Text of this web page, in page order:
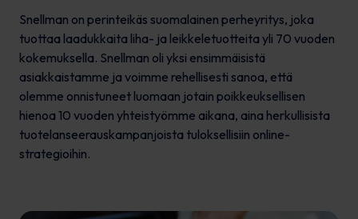
Snellman on perinteikäs suomalainen perheyritys, joka
tuottaa laadukkaita liha- ja leikkeletuotteita yli 70 vuoden
kokemuksella. Snellman oli yksi ensimmäisistä
asiakkaistamme ja voimme rehellisesti sanoa, että
olemme onnistuneet luomaan jotain poikkeuksellisen
hienoa 10 vuoden yhteistyömme aikana, aina herkullisista
tuotelanseerauskampanjoista tuloksellisiin online-
strategioihin.